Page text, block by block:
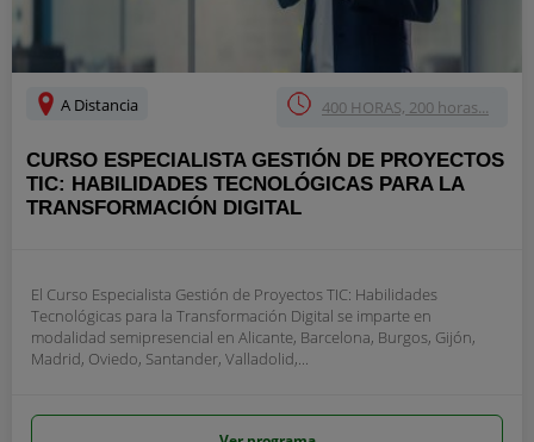
A Distancia 400 HORAS, 200 horas...
CURSO ESPECIALISTA GESTIÓN DE PROYECTOS
TIC: HABILIDADES TECNOLÓGICAS PARA LA
TRANSFORMACIÓN DIGITAL
El Curso Especialista Gestión de Proyectos TIC: Habilidades
Tecnológicas para la Transformación Digital se imparte en
modalidad semipresencial en Alicante, Barcelona, Burgos, Gijón,
Madrid, Oviedo, Santander, Valladolid,...